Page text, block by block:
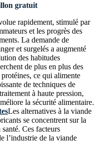
gratuit
rapidement, stimulé par
et les progrès des
La demande de
et surgelés a augmenté
des habitudes
de plus en plus des
ce qui alimente
de techniques de
à haute pression,
la sécurité alimentaire.
Les alternatives à la viande
se concentrent sur la
Ces facteurs
l’industrie de la viande